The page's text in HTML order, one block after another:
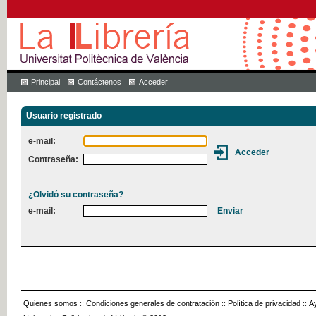
Principal Contáctenos Acceder
Usuario registrado
e-mail:
Contraseña:
¿Olvidó su contraseña?
e-mail:
Quienes somos :: Condiciones generales de contratación :: Política de privacidad ::